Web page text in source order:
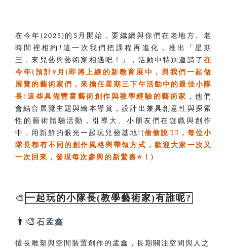
在今年 (2025) 的 5 月開始，要繼續與你們在老地方、老
時間裡相約!這一次我們把課程再進化，推出「星期
三，來兒藝與藝術家相遇吧！」，活動中特別邀請了 在
今年( 預計9 月) 即將上線的新教育展中，與我們一起做
展覽的藝術家們，來擔任星期三下午活動中的最佳小隊
長 ! 這些具備豐富藝術創作與教學經驗的藝術家 ，他們
會結合展覽主題與繪本導賞，設計出兼具創意性與探索
性的藝術體驗活動，引導大、小朋友們在遊戲與創作
中，用新鮮的眼光一起玩兒藝基地 !(偷偷說 ️️ ，每位小
隊長都有不同的創作風格與帶領方式，歡迎大家一次又
一次回來，發現每次參與的新驚喜⭐ ！ )
🎨 一起玩的小隊長(教學藝術家)有誰呢?
👨‍🎨 石孟鑫
擅長雕塑與空間裝置創作的孟鑫，長期關注空間與人之